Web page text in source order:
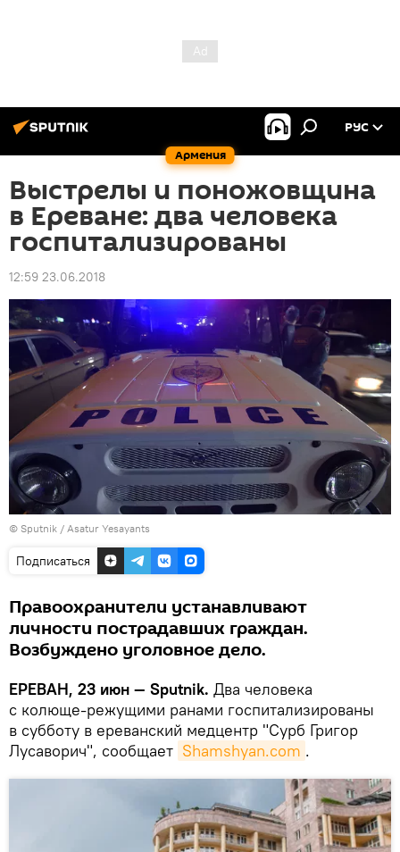
Армения
РУС
Выстрелы и поножовщина
в Ереване: два человека
госпитализированы
12:59 23.06.2018
© Sputnik / Asatur Yesayants
Подписаться
Правоохранители устанавливают
личности пострадавших граждан.
Возбуждено уголовное дело.
ЕРЕВАН, 23 июн — Sputnik. Два человека
с колюще-режущими ранами госпитализированы
в субботу в ереванский медцентр "Сурб Григор
Лусаворич", сообщает Shamshyan.com .